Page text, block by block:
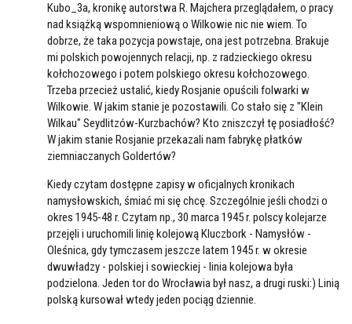
Kubo_3a, kronikę autorstwa R. Majchera przeglądałem, o pracy
nad książką wspomnieniową o Wilkowie nic nie wiem. To
dobrze, że taka pozycja powstaje, ona jest potrzebna. Brakuje
mi polskich powojennych relacji, np. z radzieckiego okresu
kołchozowego i potem polskiego okresu kołchozowego.
Trzeba przecież ustalić, kiedy Rosjanie opuścili folwarki w
Wilkowie. W jakim stanie je pozostawili. Co stało się z "Klein
Wilkau" Seydlitzów-Kurzbachów? Kto zniszczył tę posiadłość?
W jakim stanie Rosjanie przekazali nam fabrykę płatków
ziemniaczanych Goldertów?
Kiedy czytam dostępne zapisy w oficjalnych kronikach
namysłowskich, śmiać mi się chcę. Szczególnie jeśli chodzi o
okres 1945-48 r. Czytam np., 30 marca 1945 r. polscy kolejarze
przejęli i uruchomili linię kolejową Kluczbork - Namysłów -
Oleśnica, gdy tymczasem jeszcze latem 1945 r. w okresie
dwuwładzy - polskiej i sowieckiej - linia kolejowa była
podzielona. Jeden tor do Wrocławia był nasz, a drugi ruski:) Linią
polską kursował wtedy jeden pociąg dziennie.